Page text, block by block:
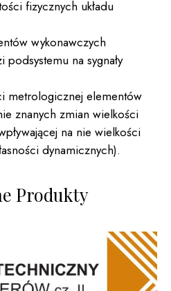
fizycznych układu
wykonawczych
na sygnały
metrologicznej elementów
znanych zmian wielkości
na nie wielkości
dynamicznych).
Produkty